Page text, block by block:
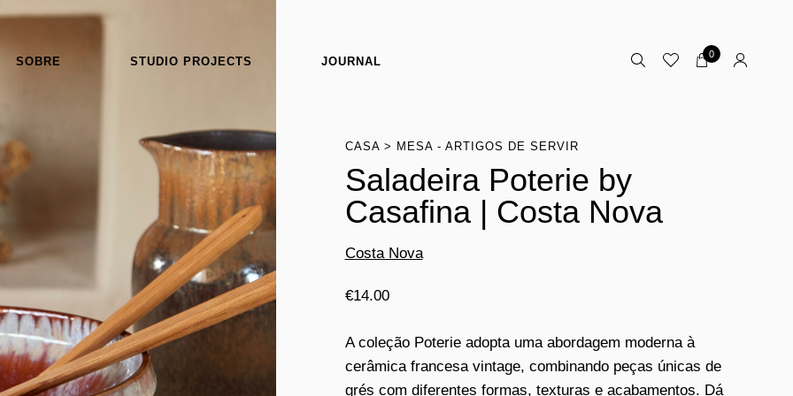
SOBRE STUDIO PROJECTS JOURNAL
0
CASA MESA - ARTIGOS DE SERVIR
Saladeira Poterie by
Casafina | Costa Nova
Costa Nova
€14.00
A coleção Poterie adopta uma abordagem moderna à
cerâmica francesa vintage, combinando peças únicas de
grés com diferentes formas, texturas e acabamentos. Dá